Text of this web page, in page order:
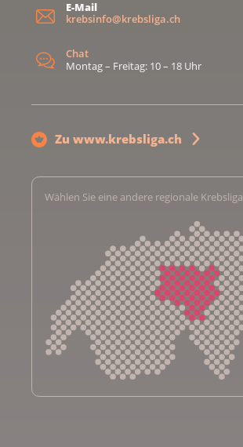
E-Mail
krebsinfo@krebsliga.ch
Chat
Montag – Freitag: 10 – 18 Uhr
Zu www.krebsliga.ch
Wählen Sie eine andere regionale Krebsliga